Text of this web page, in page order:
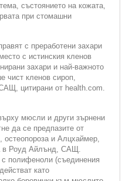
състоянието на кожата,
при стомашни
с преработени захари
с истинския кленов
захари и най-важното
чист кленов сироп,
цитирани от health.com.
мюсли и други зърнени
да се предпазите от
остеопороза и Алцхаймер,
в Роуд Айлънд, САЩ.
с полифеноли (съединения
като